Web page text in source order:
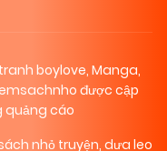
boylove, Manga,
được cập
quảng cáo
nhỏ truyện, dưa leo